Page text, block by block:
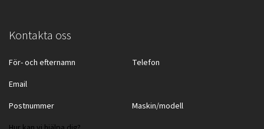
Kontakta oss